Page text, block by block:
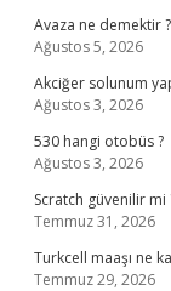
Avaza ne demektir ?
Ağustos 5, 2026
Akciğer solunum
Ağustos 3, 2026
530 hangi otobüs ?
Ağustos 3, 2026
Scratch güvenilir mi
Temmuz 31, 2026
Turkcell maaşı ne
Temmuz 29, 2026